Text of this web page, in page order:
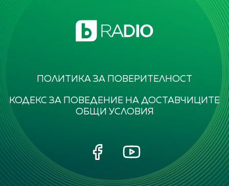
ПОЛИТИКА ЗА ПОВЕРИТЕЛНОСТ
КОДЕКС ЗА ПОВЕДЕНИЕ НА ДОСТАВЧИЦИТЕ
ОБЩИ УСЛОВИЯ